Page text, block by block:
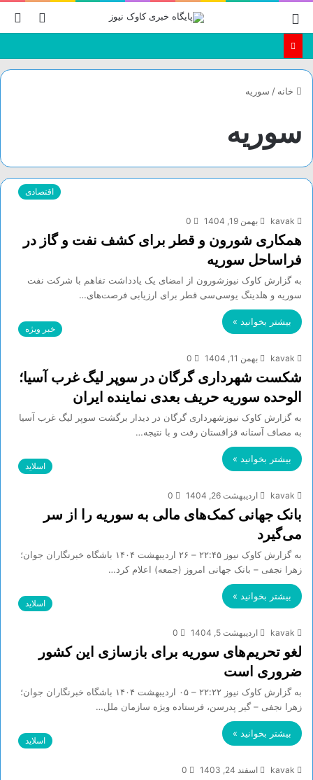
تغییر
خانه / سوریه
سوریه
اقتصادی
kavak بهمن 19, 1404 0
همکاری شورون و قطر برای کشف نفت و گاز در
فراساحل سوریه
به گزارش کاوک نیوزشورون از امضای یک یادداشت تفاهم با شرکت نفت
سوریه و هلدینگ یوسی‌سی قطر برای ارزیابی فرصت‌های…
بیشتر بخوانید »
خبر ویژه
kavak بهمن 11, 1404 0
شکست شهرداری گرگان در سوپر لیگ غرب آسیا؛
الوحده سوریه حریف بعدی نماینده ایران
به گزارش کاوک نیوزشهرداری گرگان در دیدار برگشت سوپر لیگ غرب آسیا
به مصاف آستانه قزاقستان رفت و با نتیجه…
بیشتر بخوانید »
اسلاید
kavak اردیبهشت 26, 1404 0
بانک جهانی کمک‌های مالی به سوریه را از سر
می‌گیرد
به گزارش کاوک نیوز ۲۲:۴۵ – ۲۶ ارديبهشت ۱۴۰۴ باشگاه خبرنگاران جوان؛
زهرا نجفی – بانک جهانی امروز (جمعه) اعلام کرد…
بیشتر بخوانید »
اسلاید
kavak اردیبهشت 5, 1404 0
لغو تحریم‌های سوریه برای بازسازی این کشور
ضروری است
به گزارش کاوک نیوز ۲۲:۲۲ – ۰۵ ارديبهشت ۱۴۰۴ باشگاه خبرنگاران جوان؛
زهرا نجفی – گیر پدرسن، فرستاده ویژه سازمان ملل…
بیشتر بخوانید »
اسلاید
kavak اسفند 24, 1403 0